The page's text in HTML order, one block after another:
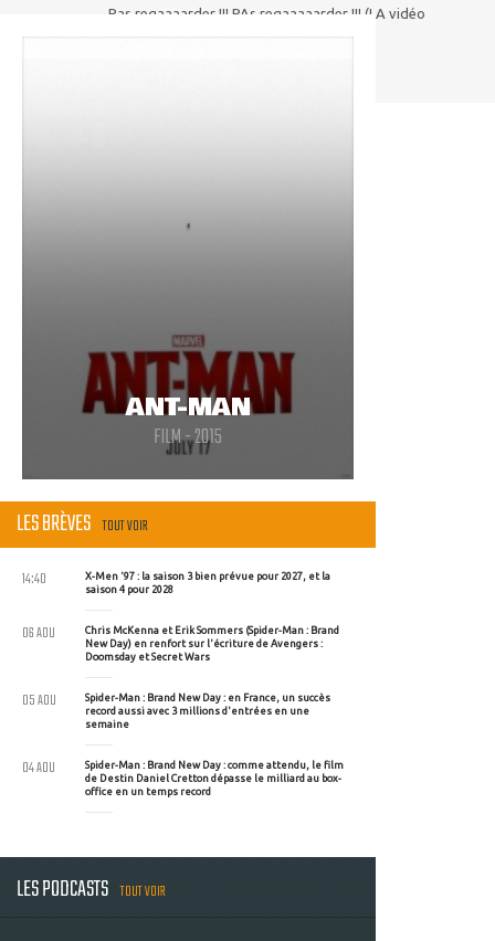
Pas regaaaarder !!! PAs regaaaaarder !!! (LA vidéo
ANT-MAN
FILM - 2015
LES BRÈVES TOUT VOIR
X-Men '97 : la saison 3 bien prévue pour 2027, et la
saison 4 pour 2028
14:40
Chris McKenna et Erik Sommers (Spider-Man : Brand
New Day) en renfort sur l'écriture de Avengers :
Doomsday et Secret Wars
06 AOU
Spider-Man : Brand New Day : en France, un succès
record aussi avec 3 millions d'entrées en une
semaine
05 AOU
Spider-Man : Brand New Day : comme attendu, le film
de Destin Daniel Cretton dépasse le milliard au box-
office en un temps record
04 AOU
LES PODCASTS TOUT VOIR